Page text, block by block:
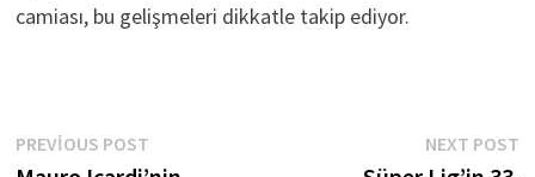
camiası, bu gelişmeleri dikkatle takip ediyor.
Yazı
PREVIOUS POSTPrevious
NEXT POST